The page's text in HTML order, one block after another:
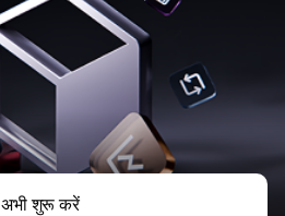
अभी शुरू करें